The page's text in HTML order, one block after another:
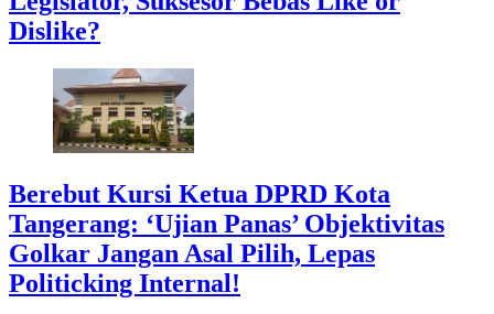
Dislike?
Berebut Kursi Ketua DPRD Kota
Tangerang: ‘Ujian Panas’ Objektivitas
Golkar Jangan Asal Pilih, Lepas
Politicking Internal!